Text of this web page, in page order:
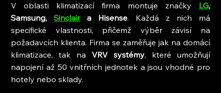
V oblasti klimatizací firma montuje značky LG,
Samsung, Sinclair a Hisense. Každá z nich má
specifické vlastnosti, přičemž výběr závisí na
požadavcích klienta. Firma se zaměřuje jak na domácí
klimatizace, tak na VRV systémy, které umožňují
napojení až 50 vnitřních jednotek a jsou vhodné pro
hotely nebo sklady.